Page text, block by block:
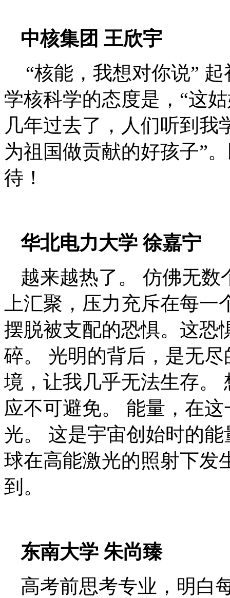
中核集团 王欣宇
“核能，我想对你说” 起
学核科学的态度是， “这
几年过去了，人们听到我
为祖国做贡献的好孩子”
待！
华北电力大学 徐嘉宁
越来越热了。
仿佛无数
上汇聚，压力充斥在每
摆脱被支配的恐惧。这恐
碎。
光明的背后，是无
境，让我几乎无法生存。
应不可避免。
能量，在
光。
这是宇宙创始时的能
球在高能激光的照射下发
到。
东南大学 朱尚臻
高考前思考专业，明白